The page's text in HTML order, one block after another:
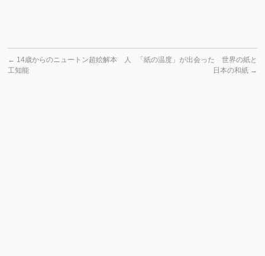
← 14歳からのニュートン超絵解本 人
工知能
「紙の温度」が出会った 世界の紙と
日本の和紙 →